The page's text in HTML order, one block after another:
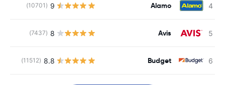
Alamo
9
(10701)
Avis
8
(7437)
Budget
8.8
(11512)